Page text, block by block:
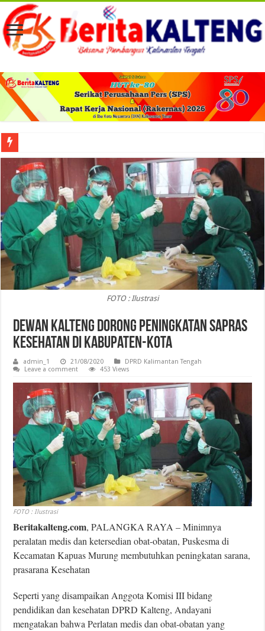
Viral! Selama Dua Bulan Lebih Siltap Serta Tunjangan Pemdes dan BPD di
FOTO : Ilustrasi
Dewan Kalteng Dorong Peningkatan Sapras
Kesehatan Di Kabupaten-Kota
admin_1 21/08/2020
DPRD Kalimantan Tengah
Leave a comment
453 Views
FOTO : Ilustrasi
Beritakalteng.com, PALANGKA RAYA – Minimnya
peralatan medis dan ketersedian obat-obatan, Puskesma di
Kecamatan Kapuas Murung membutuhkan peningkatan sarana,
prasarana Kesehatan
Seperti yang disampaikan Anggota Komisi III bidang
pendidikan dan kesehatan DPRD Kalteng, Andayani
mengatakan bahwa Perlatan medis dan obat-obatan yang